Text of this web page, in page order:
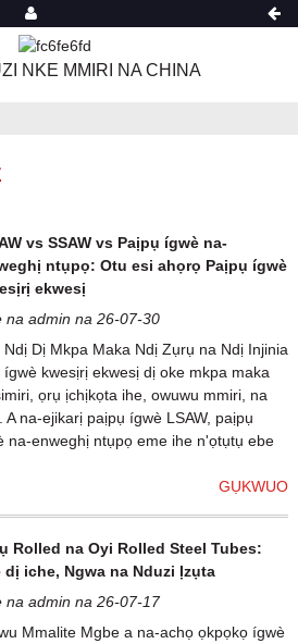
NKE MMIRI NA CHINA
vs SSAW vs Paịpụ ígwè na-
ntụpọ: Otu esi ahọrọ Paịpụ ígwè
ekwesị
na admin na 26-07-30
Ndị Dị Mkpa Maka Ndị Zụrụ na Ndị Injinia
kwesịrị ekwesị dị oke mkpa maka
ọrụ ịchịkọta ihe, owuwu mmiri, na
na-ejikarị paịpụ ígwè LSAW, paịpụ
na-enweghị ntụpọ eme ihe n'ọtụtụ ebe
GỤKWUO
Rolled na Oyi Rolled Steel Tubes:
dị iche, Ngwa na Nduzi Ịzụta
na admin na 26-07-17
Mmalite Mgbe a na-achọ ọkpọkọ ígwè